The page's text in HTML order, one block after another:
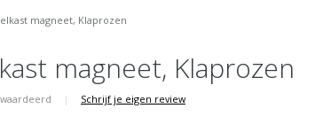
magneet, Klaprozen
magneet, Klaprozen
| Schrijf je eigen review